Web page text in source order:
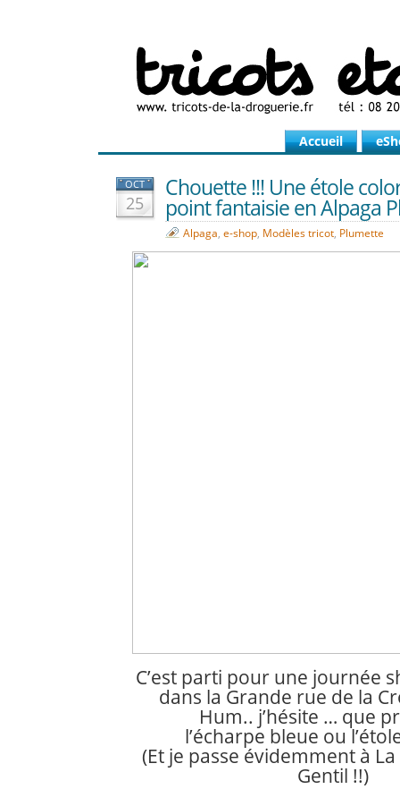
Accueil
OCT
25
Chouette !!! Une étole
point fantaisie en Alpaga
Alpaga, e-shop, Modèles tricot, Plumette
C’est parti pour une journée
dans la Grande rue de la
Hum.. j’hésite … que
l’écharpe bleue ou
(Et je passe évidemment à
Gentil !!)